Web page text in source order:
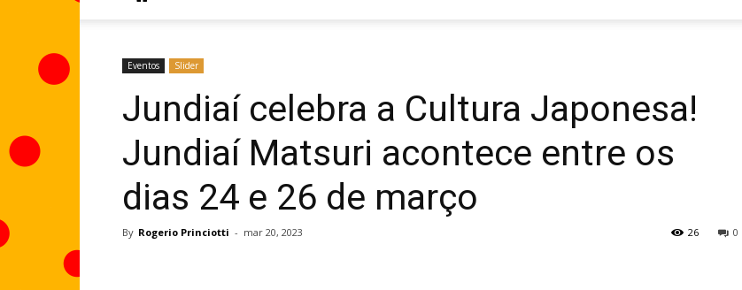
Eventos Slider
Jundiaí celebra a Cultura Japonesa!
Jundiaí Matsuri acontece entre os
dias 24 e 26 de março
By Rogerio Princiotti - mar 20, 2023 0
26